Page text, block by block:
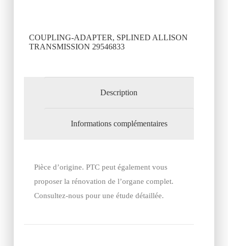
COUPLING-ADAPTER, SPLINED ALLISON
TRANSMISSION 29546833
Description
Informations complémentaires
Pièce d’origine. PTC peut également vous
proposer la rénovation de l’organe complet.
Consultez-nous pour une étude détaillée.